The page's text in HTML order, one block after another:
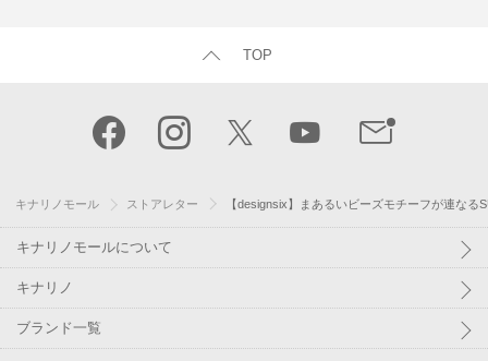
TOP
キナリノモール ストアレター 【designsix】まあるいビーズモチーフが連なる
キナリノモールについて
キナリノ
ブランド一覧